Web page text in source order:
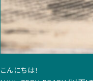
こんにちは！